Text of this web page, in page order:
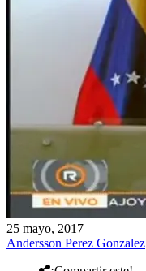
25 mayo, 2017
Andersson Perez Gonzalez